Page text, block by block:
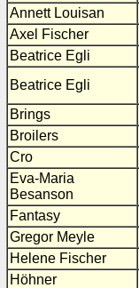
Annett Louisan
Axel Fischer
Beatrice Egli
Beatrice Egli
Brings
Broilers
Cro
Eva-Maria
Besanson
Fantasy
Gregor Meyle
Helene Fischer
Höhner